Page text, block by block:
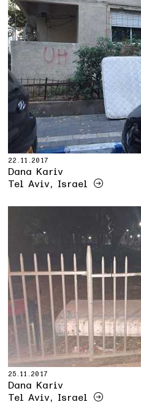
22.11.2017
Dana Kariv
Tel Aviv, Israel
25.11.2017
Dana Kariv
Tel Aviv, Israel